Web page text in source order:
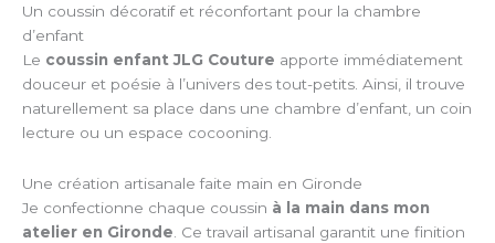
Un coussin décoratif et réconfortant pour la chambre
d’enfant
Le coussin enfant JLG Couture apporte immédiatement
douceur et poésie à l’univers des tout-petits. Ainsi, il trouve
naturellement sa place dans une chambre d’enfant, un coin
lecture ou un espace cocooning.
Une création artisanale faite main en Gironde
Je confectionne chaque coussin à la main dans mon
atelier en Gironde . Ce travail artisanal garantit une finition